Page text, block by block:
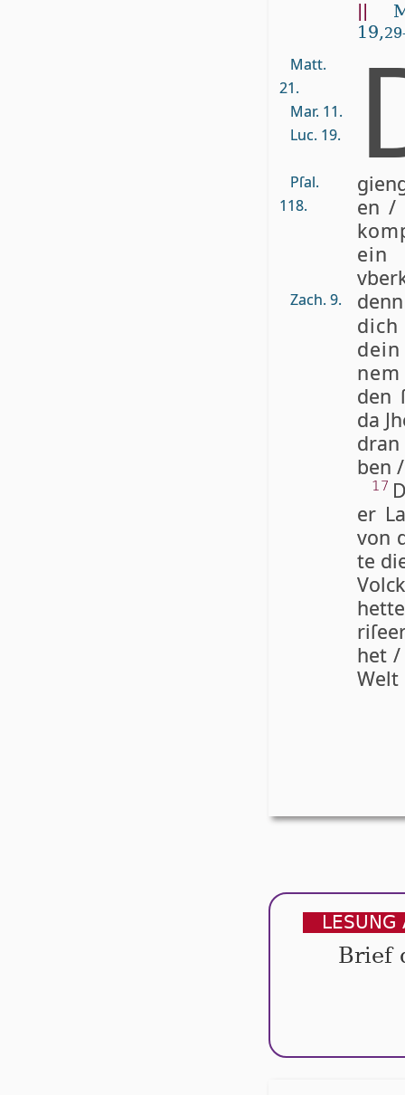
19,
Matt.
21.
Mar. 11.
Luc. 19.
Pſal.
118.
Zach. 9.
en /
ein
den
da
ben
17
er
von
te
het
Welt
LESUNG
Brief